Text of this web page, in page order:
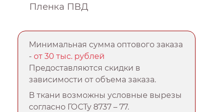
Пленка ПВД
Минимальная сумма оптового заказа
-от 30 тыс. рублей
Предоставляются скидки в
зависимости от объема заказа.
В ткани возможны условные вырезы
согласно ГОСТу 8737 – 77.